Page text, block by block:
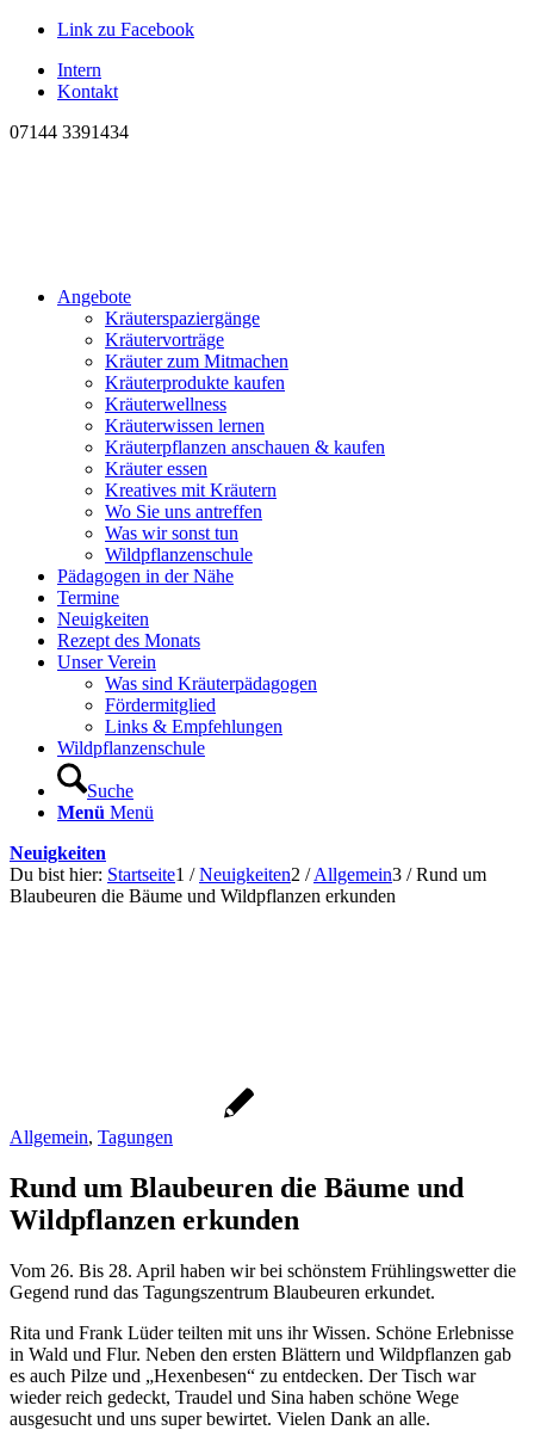
Link zu Facebook
Intern
Kontakt
07144 3391434
Angebote
Kräuterspaziergänge
Kräutervorträge
Kräuter zum Mitmachen
Kräuterprodukte kaufen
Kräuterwellness
Kräuterwissen lernen
Kräuterpflanzen anschauen & kaufen
Kräuter essen
Kreatives mit Kräutern
Wo Sie uns antreffen
Was wir sonst tun
Wildpflanzenschule
Pädagogen in der Nähe
Termine
Neuigkeiten
Rezept des Monats
Unser Verein
Was sind Kräuterpädagogen
Fördermitglied
Links & Empfehlungen
Wildpflanzenschule
Suche
Menü Menü
Neuigkeiten
Du bist hier: Startseite1 / Neuigkeiten2 / Allgemein3 / Rund um
Blaubeuren die Bäume und Wildpflanzen erkunden
Allgemein, Tagungen
Rund um Blaubeuren die Bäume und
Wildpflanzen erkunden
Vom 26. Bis 28. April haben wir bei schönstem Frühlingswetter die
Gegend rund das Tagungszentrum Blaubeuren erkundet.
Rita und Frank Lüder teilten mit uns ihr Wissen. Schöne Erlebnisse
in Wald und Flur. Neben den ersten Blättern und Wildpflanzen gab
es auch Pilze und „Hexenbesen“ zu entdecken. Der Tisch war
wieder reich gedeckt, Traudel und Sina haben schöne Wege
ausgesucht und uns super bewirtet. Vielen Dank an alle.